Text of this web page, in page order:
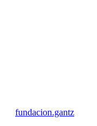
fundacion.gantz